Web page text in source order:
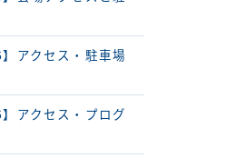
アクセス・駐車場
アクセス・プログ